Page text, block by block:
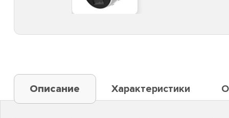
Описание Характеристики